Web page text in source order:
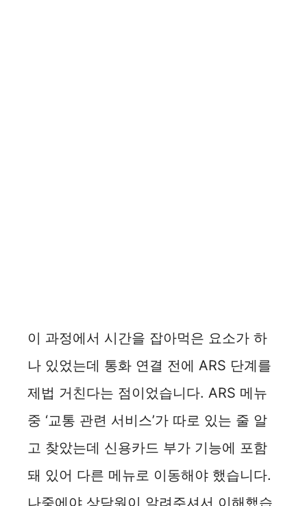
이 과정에서 시간을 잡아먹은 요소가 하
나 있었는데 통화 연결 전에 ARS 단계를
제법 거친다는 점이었습니다. ARS 메뉴
중 ‘교통 관련 서비스’가 따로 있는 줄 알
고 찾았는데 신용카드 부가 기능에 포함
돼 있어 다른 메뉴로 이동해야 했습니다.
나중에야 상담원이 알려주셔서 이해했습